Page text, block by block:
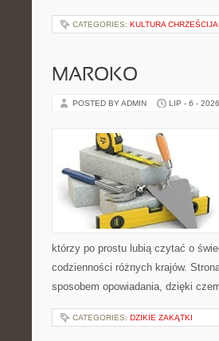
CATEGORIES: KULTURA
MAROKO
POSTED BY ADMIN LIP - 6 - 2026
którzy po prostu lubią czytać o
codzienności różnych krajów.
sposobem opowiadania, dzięki
CATEGORIES: DZIKIE ZAKĄTKI